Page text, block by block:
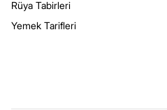
Rüya Tabirleri
Yemek Tarifleri